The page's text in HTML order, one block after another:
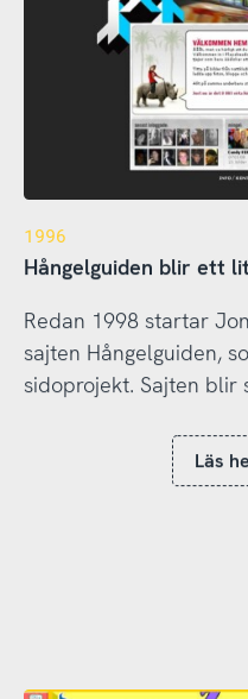
1996
Hångelguiden blir ett
Redan 1998 startar
sajten Hångelguiden,
sidoprojekt. Sajten blir
Läs